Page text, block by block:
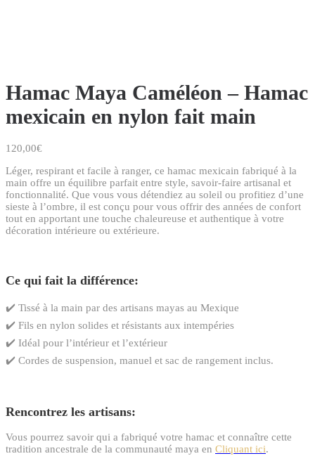
Hamac Maya Caméléon – Hamac
mexicain en nylon fait main
120,00€
Léger, respirant et facile à ranger, ce hamac mexicain fabriqué à la
main offre un équilibre parfait entre style, savoir-faire artisanal et
fonctionnalité. Que vous vous détendiez au soleil ou profitiez d’une
sieste à l’ombre, il est conçu pour vous offrir des années de confort
tout en apportant une touche chaleureuse et authentique à votre
décoration intérieure ou extérieure.
Ce qui fait la différence:
✔️ Tissé à la main par des artisans mayas au Mexique
✔️ Fils en nylon solides et résistants aux intempéries
✔️ Idéal pour l’intérieur et l’extérieur
✔️ Cordes de suspension, manuel et sac de rangement inclus.
Rencontrez les artisans:
Vous pourrez savoir qui a fabriqué votre hamac et connaître cette
tradition ancestrale de la communauté maya en Cliquant ici.